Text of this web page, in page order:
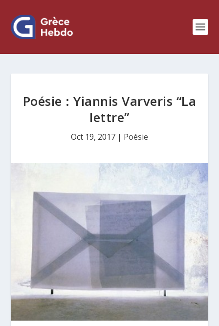
Poésie : Yiannis Varveris “La
lettre”
Oct 19, 2017 | Poésie